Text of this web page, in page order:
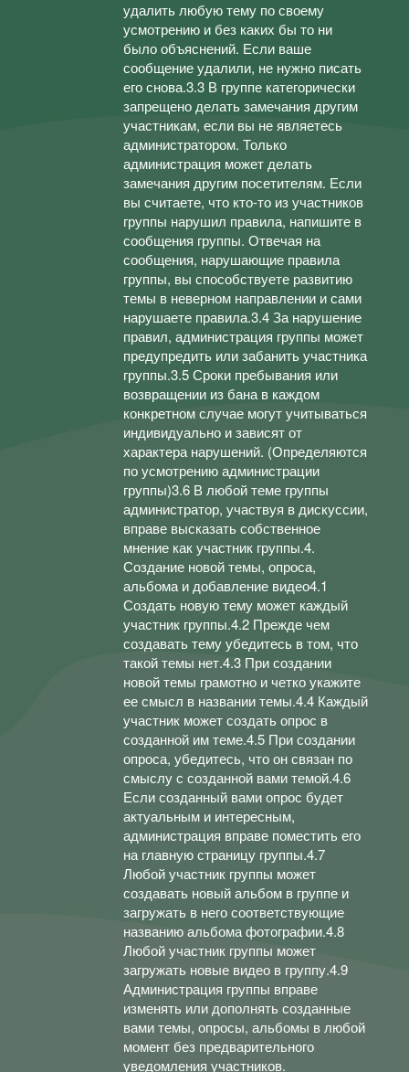
удалить любую тему по своему
усмотрению и без каких бы то ни
было объяснений. Если ваше
сообщение удалили, не нужно писать
его снова.3.3 В группе категорически
запрещено делать замечания другим
участникам, если вы не являетесь
администратором. Только
администрация может делать
замечания другим посетителям. Если
вы считаете, что кто-то из участников
группы нарушил правила, напишите в
сообщения группы. Отвечая на
сообщения, нарушающие правила
группы, вы способствуете развитию
темы в неверном направлении и сами
нарушаете правила.3.4 За нарушение
правил, администрация группы может
предупредить или забанить участника
группы.3.5 Сроки пребывания или
возвращении из бана в каждом
конкретном случае могут учитываться
индивидуально и зависят от
характера нарушений. (Определяются
по усмотрению администрации
группы)3.6 В любой теме группы
администратор, участвуя в дискуссии,
вправе высказать собственное
мнение как участник группы.4.
Создание новой темы, опроса,
альбома и добавление видео4.1
Создать новую тему может каждый
участник группы.4.2 Прежде чем
создавать тему убедитесь в том, что
такой темы нет.4.3 При создании
новой темы грамотно и четко укажите
ее смысл в названии темы.4.4 Каждый
участник может создать опрос в
созданной им теме.4.5 При создании
опроса, убедитесь, что он связан по
смыслу с созданной вами темой.4.6
Если созданный вами опрос будет
актуальным и интересным,
администрация вправе поместить его
на главную страницу группы.4.7
Любой участник группы может
создавать новый альбом в группе и
загружать в него соответствующие
названию альбома фотографии.4.8
Любой участник группы может
загружать новые видео в группу.4.9
Администрация группы вправе
изменять или дополнять созданные
вами темы, опросы, альбомы в любой
момент без предварительного
уведомления участников.